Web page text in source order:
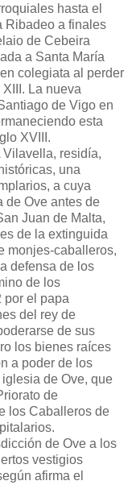
hasta el
Ribadeo a finales
de Cebeira
a Santa María
colegiata al perder
La nueva
de Vigo en
esta
XVIII.
residía,
una
a cuya
de Ove antes de
Juan de Malta,
de la extinguida
monjes-caballeros,
defensa de los
de los
por el papa
del rey de
de sus
los bienes raíces
a poder de los
de Ove, que
de
los Caballeros de
de Ove a los
vestigios
afirma el